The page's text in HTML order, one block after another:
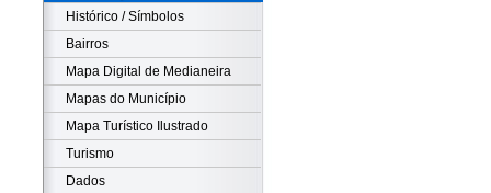
Histórico / Símbolos
Bairros
Mapa Digital de Medianeira
Mapas do Município
Mapa Turístico Ilustrado
Turismo
Dados